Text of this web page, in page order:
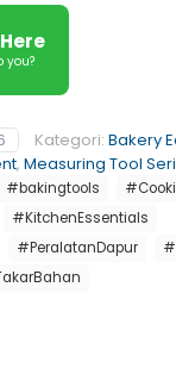
you?
Kategori: Bakery
, Measuring Tool
#bakingtools
#KitchenEssentials
#PeralatanDapur